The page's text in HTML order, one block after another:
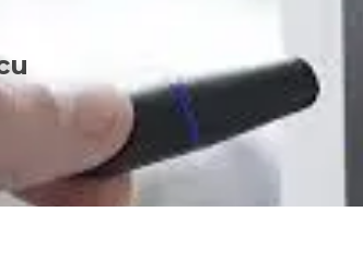
Mifare Kart Okuyucu
konusunda Adilo Bilişim olarak aşağıdaki